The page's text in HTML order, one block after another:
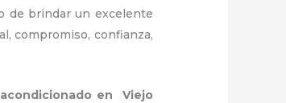
de brindar un excelente
compromiso, confianza,
en Viejo